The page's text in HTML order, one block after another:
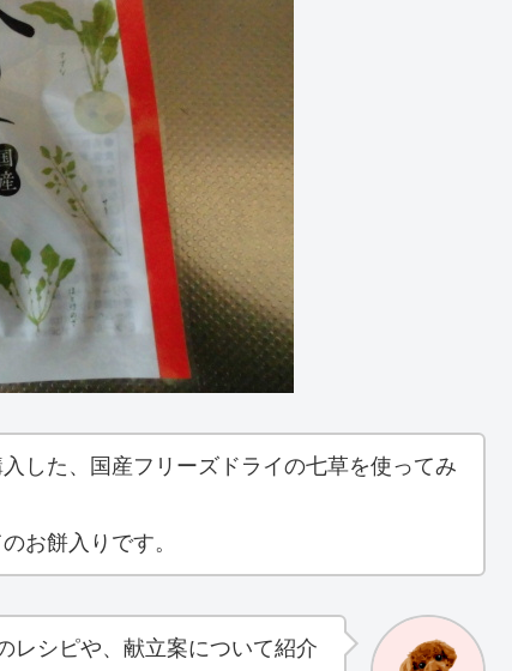
した、国産フリーズドライの七草を使ってみ
お餅入りです。
レシピや、献立案について紹介